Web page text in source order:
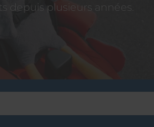
depuis plusieurs années.